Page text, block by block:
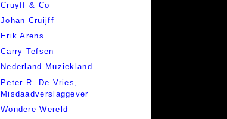
Cruyff & Co
Johan Cruijff
Erik Arens
Carry Tefsen
Nederland Muziekland
Peter R. De Vries,
Misdaadverslaggever
Wondere Wereld